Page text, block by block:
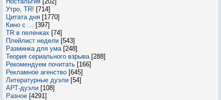
Утро, TR! [714]
Цитата дня [1770]
Кино с ... [397]
TR в пеленках [74]
Плейлист недели [543]
Разминка для ума [248]
Теория сериального взрыва [288]
Рекомендуем почитать [166]
Рекламное агенство [645]
Литературные дуэли [54]
АРТ-дуэли [108]
Разное [4291]